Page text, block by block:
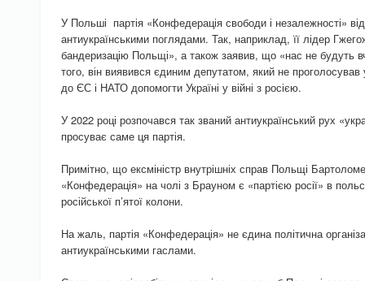
У Польші партія «Конфедерація свободи і незалежності»
антиукраїнськими поглядами. Так, наприклад, її лідер
бандеризацію Польщі», а також заявив, що «нас не будуть
того, він виявився єдиним депутатом, який не
до ЄС і НАТО допомогти Україні у війні з росією.
У 2022 році розпочався так званий антиукраїнський рух
просуває саме ця партія.
Примітно, що ексміністр внутрішніх справ Польщі
«Конфедерація» на чолі з Брауном є «партією росії» в
російської п’ятої колони.
На жаль, партія «Конфедерація» не єдина політична
антиукраїнськими гаслами.